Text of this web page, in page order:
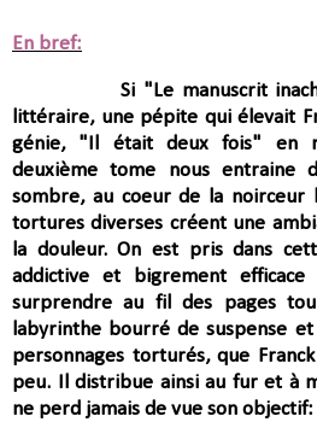
En bref:
Si "Le manuscrit
littéraire, une pépite qui élevait
génie, "Il était deux fois" en
deuxième tome nous entraine
sombre, au coeur de la noirceur
tortures diverses créent une
la douleur.On est pris dans
addictive et bigrement
surprendre au fil des pages
labyrinthe bourré de suspense
personnages torturés, que
peu. Il distribue ainsi au fur et à
ne perd jamais de vue son